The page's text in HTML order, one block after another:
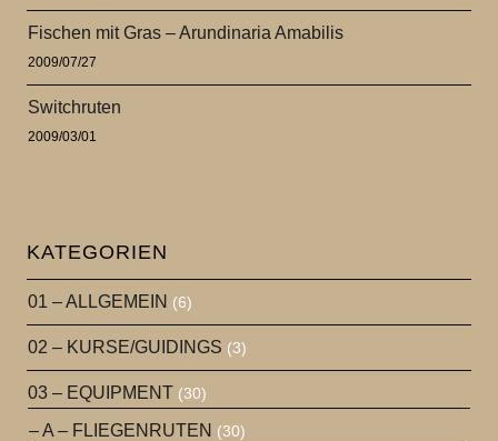
Fischen mit Gras – Arundinaria Amabilis
2009/07/27
Switchruten
2009/03/01
KATEGORIEN
01 – ALLGEMEIN (6)
02 – KURSE/GUIDINGS (3)
03 – EQUIPMENT (30)
– A – FLIEGENRUTEN (30)